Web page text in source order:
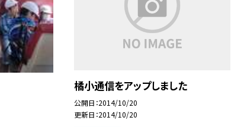
橘小通信をアップしました
公開日 2014/10/20
更新日 2014/10/20